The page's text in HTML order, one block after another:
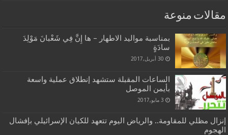
مقالات منوعة
بمناسبة مواليد الاطهار – ها إِنَّ فِي شَعْبانَ مَوْلِدَ
سادَةٍ
30 أبريل,2017
الساعات المقبلة ستشهد إنطلاق عملية واسعة
بأيمن الموصل
3 مايو,2017
إنزال مظلي للمقاومة.. والرياض اليوم تتعهد للكيان الإسرائيلي بإفشال
الهجوم